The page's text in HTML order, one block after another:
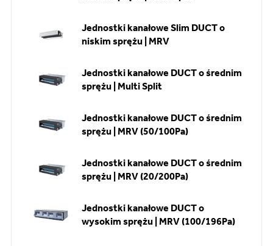
Jednostki kanałowe Slim DUCT o
niskim sprężu | MRV
Jednostki kanałowe DUCT o średnim
sprężu | Multi Split
Jednostki kanałowe DUCT o średnim
sprężu | MRV (50/100Pa)
Jednostki kanałowe DUCT o średnim
sprężu | MRV (20/200Pa)
Jednostki kanałowe DUCT o
wysokim sprężu | MRV (100/196Pa)